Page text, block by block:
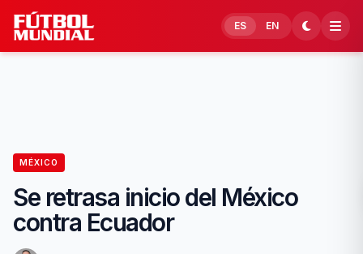
Skip to content
ES EN
MÉXICO
Se retrasa inicio del México
contra Ecuador